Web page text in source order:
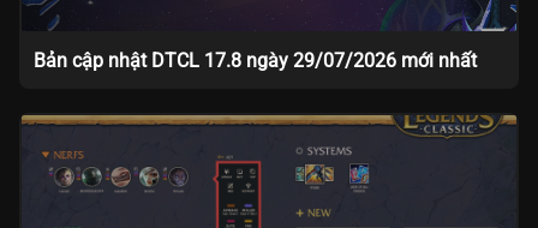
Bản cập nhật DTCL 17.8 ngày 29/07/2026 mới nhất